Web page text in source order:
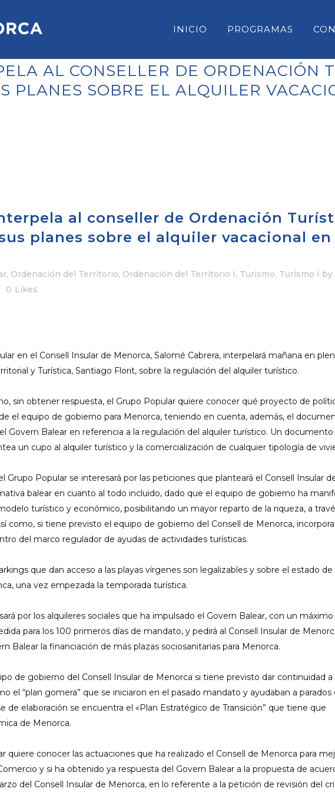
INICIO PROGRAMAS
Y
AL CONSELLER DE ORDENACIÓN
PLANES SOBRE EL ALQUILER
al conseller de Ordenación
planes sobre el alquiler vacacional en
, Ordenación del Territorio, Ordenación del Territorio I, Turismo, Turismo I by
0 Likes
en el Consell Insular de Menorca, Salomé Cabrera, interpelará mañana en
y Turística, Santiago Florit, sobre la regulación del alquiler turístico.
sin obtener respuesta, el Grupo Popular quiere conocer qué proyecto de
el equipo de gobierno para Menorca, teniendo en cuenta, además, el
Govern Balear en referencia a la regulación del alquiler turístico. Un documento
un cupo al alquiler turístico y la comercialización de cualquier tipología de
Grupo Popular se interesará por las peticiones que planteará el Consell Insular
balear en cuanto al todo incluido, dado que el equipo de gobierno ha
turístico y económico, posibilitando un mayor reparto de la riqueza, a
como, si tiene previsto el equipo de gobierno del Consell de Menorca,
del marco regulador de ayudas de actividades turísticas.
que dan acceso a las playas vírgenes son legalizables y sobre el estado de
una vez empezada la temporada turística.
por los alquileres sociales que ha impulsado el Govern Balear, con un máximo
para los 100 primeros días de mandato, y pedirá al Consell Insular de
Balear la financiación de más plazas sociosanitarias para Menorca.
de gobierno del Consell Insular de Menorca si tiene previsto dar continuidad a
el “plan gomera” que se iniciaron en el pasado mandato y ayudaban a parados
de elaboración se encuentra el «Plan Estratégico de Transición” que tiene que
de Menorca.
quiere conocer las actuaciones que ha realizado el Consell de Menorca para
y si ha obtenido ya respuesta del Govern Balear a la propuesta de
del Consell Insular de Menorca, en lo referente a la petición de revisión del